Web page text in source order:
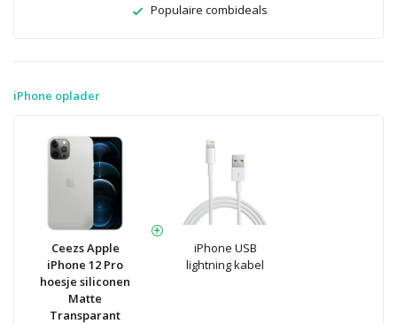
Populaire combideals
iPhone oplader
Ceezs Apple
iPhone 12 Pro
hoesje siliconen
Matte
Transparant
iPhone USB
lightning kabel